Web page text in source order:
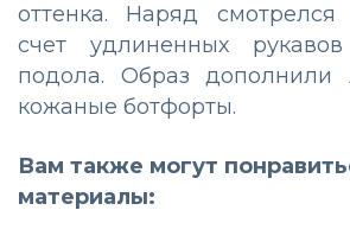
оттенка. Наряд смотрелся
счет удлиненных
подола. Образ дополнили
кожаные ботфорты.
Вам также могут
материалы: